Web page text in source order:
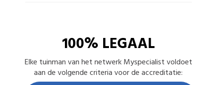
100% LEGAAL
Elke tuinman van het netwerk Myspecialist voldoet
aan de volgende criteria voor de accreditatie: